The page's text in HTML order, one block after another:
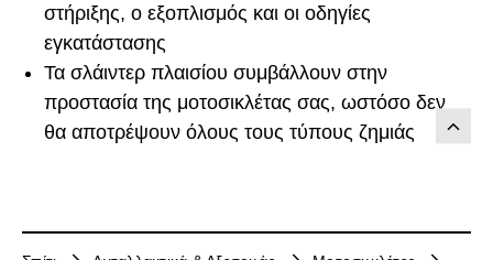
στήριξης, ο εξοπλισμός και οι οδηγίες
εγκατάστασης
Τα σλάιντερ πλαισίου συμβάλλουν στην
προστασία της μοτοσικλέτας σας, ωστόσο δεν
θα αποτρέψουν όλους τους τύπους ζημιάς